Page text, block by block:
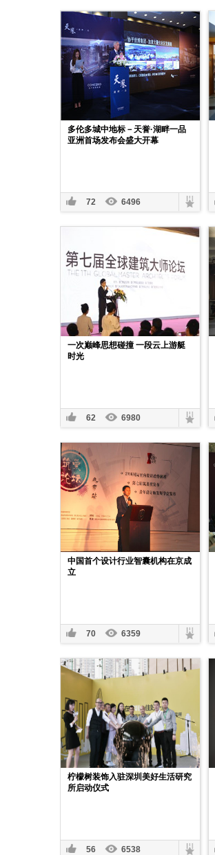
​多伦多城中地标－天誉·湖畔一品
亚洲首场发布会盛大开幕
72 6496
一次巅峰思想碰撞 一段云上游艇
时光
62 6980
中国首个设计行业智囊机构在京成
立
70 6359
柠檬树装饰入驻深圳美好生活研究
所启动仪式
56 6538